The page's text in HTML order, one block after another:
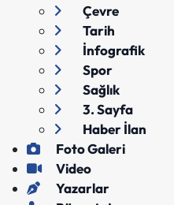
Çevre
Tarih
İnfografik
Spor
Sağlık
3. Sayfa
Haber İlan
Foto Galeri
Video
Yazarlar